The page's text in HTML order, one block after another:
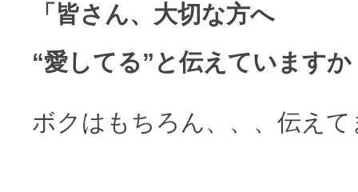
「皆さん、大切な方へ
“愛してる”と伝えていますか
ボクはもちろん、、、伝え